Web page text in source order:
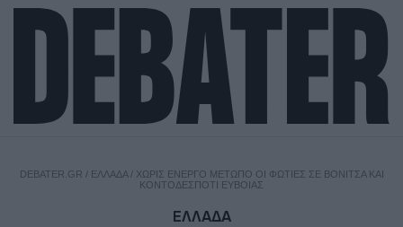
DEBATER.GR / ΕΛΛΑΔΑ/ ΧΩΡΊΣ ΕΝΕΡΓΌ ΜΈΤΩΠΟ ΟΙ ΦΩΤΙΈΣ ΣΕ ΒΌΝΙΤΣΑ ΚΑΙ
ΚΟΝΤΟΔΕΣΠΌΤΙ ΕΎΒΟΙΑΣ
ΕΛΛΑΔΑ